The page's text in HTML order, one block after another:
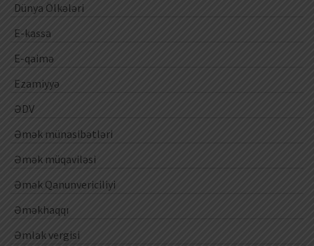
Dünya Ölkələri
E-kassa
E-qaimə
Ezamiyyə
ƏDV
Əmək münasibətləri
Əmək müqaviləsi
Əmək Qanunvericiliyi
Əməkhaqqı
Əmlak vergisi